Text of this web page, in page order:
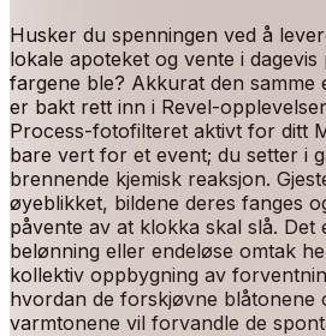
Husker du spenningen ved å
lokale apoteket og vente i
fargene ble? Akkurat den samme
er bakt rett inn i Revel-
Process-fotofilteret aktivt for ditt
bare vert for et event; du setter i
brennende kjemisk reaksjon.
øyeblikket, bildene deres fanges
påvente av at klokka skal slå. Det
belønning eller endeløse omtak
kollektiv oppbygning av
hvordan de forskjøvne blåtonene
varmtonene vil forvandle de